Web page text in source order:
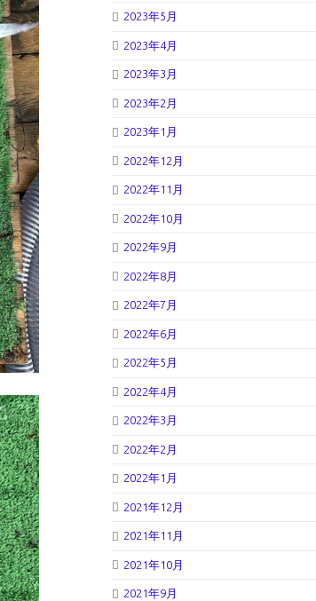
2023年5月
2023年4月
2023年3月
2023年2月
2023年1月
2022年12月
2022年11月
2022年10月
2022年9月
2022年8月
2022年7月
2022年6月
2022年5月
2022年4月
2022年3月
2022年2月
2022年1月
2021年12月
2021年11月
2021年10月
2021年9月